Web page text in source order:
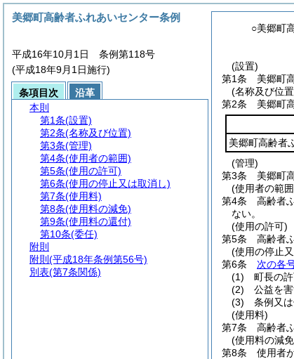
○美郷町
(設置)
第1条
美郷町
(名称及び位
第2条
美郷町
美郷町高齢者
(管理)
第3条
美郷町
(使用者の範
第4条
高齢者
ない。
(使用の許可)
第5条
高齢者
(使用の停止
第6条
次の各
(1)
町長の
(2)
公益を
(3)
条例又
(使用料)
第7条
高齢者
(使用料の減
第8条
使用者
美郷町高齢者ふれあいセンター条例
平成16年10月1日 条例第118号
(平成18年9月1日施行)
条項目次
沿革
本則
第1条(設置)
第2条(名称及び位置)
第3条(管理)
第4条(使用者の範囲)
第5条(使用の許可)
第6条(使用の停止又は取消し)
第7条(使用料)
第8条(使用料の減免)
第9条(使用料の還付)
第10条(委任)
附則
附則 (平成18年条例第56号)
別表(第7条関係)